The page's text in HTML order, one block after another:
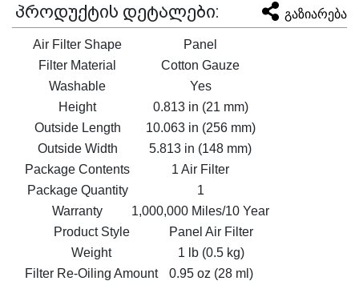
პროდუქტის დეტალები: გაზიარება
Air Filter Shape
Panel
Filter Material
Cotton Gauze
Washable
Yes
Height
0.813 in (21 mm)
Outside Length
10.063 in (256 mm)
Outside Width
5.813 in (148 mm)
Package Contents
1 Air Filter
Package Quantity
1
Warranty
1,000,000 Miles/10 Year
Product Style
Panel Air Filter
Weight
1 lb (0.5 kg)
Filter Re-Oiling Amount
0.95 oz (28 ml)